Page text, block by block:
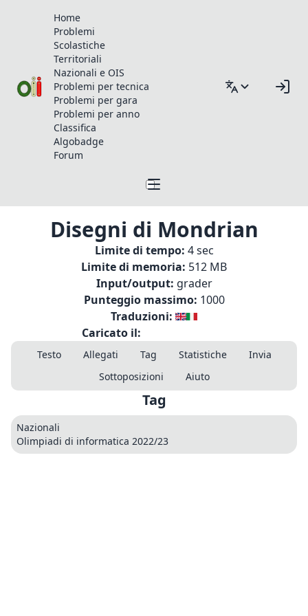
Home
Problemi
Scolastiche
Territoriali
Nazionali e OIS
Problemi per tecnica
Problemi per gara
Problemi per anno
Classifica
Algobadge
Forum
Disegni di Mondrian
Limite di tempo: 4 sec
Limite di memoria: 512 MB
Input/output: grader
Punteggio massimo: 1000
Traduzioni:
Caricato il:
Testo Allegati Tag Statistiche
Invia
Sottoposizioni
Aiuto
Tag
Nazionali
Olimpiadi di informatica 2022/23